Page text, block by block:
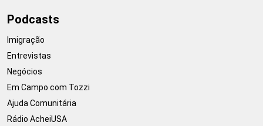
Podcasts
Imigração
Entrevistas
Negócios
Em Campo com Tozzi
Ajuda Comunitária
Rádio AcheiUSA